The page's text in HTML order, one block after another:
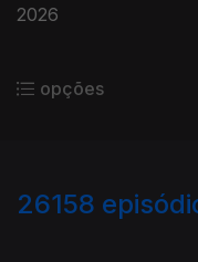
2026
opções
26158